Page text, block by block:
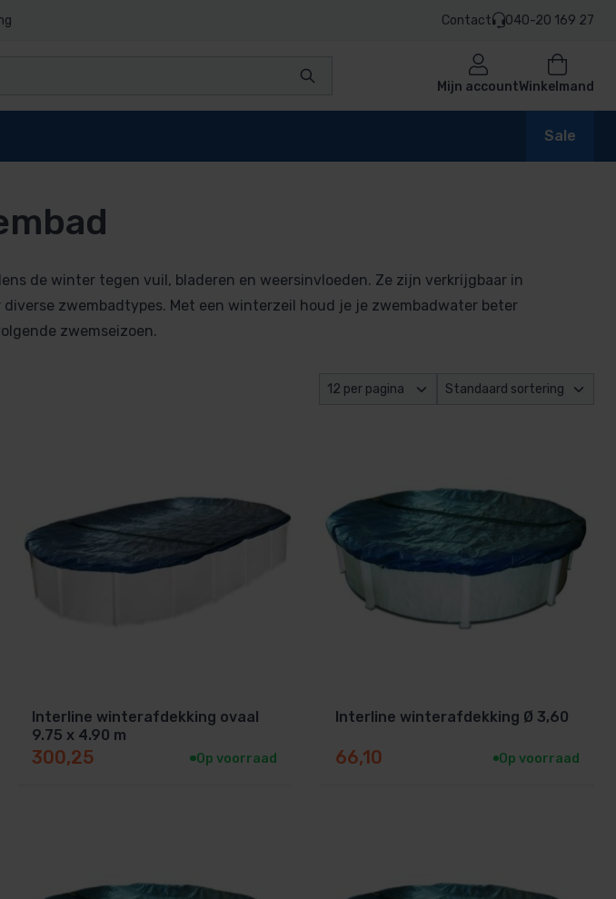
Contact 040-20 169 27
Mijn accountWinkelmand
Lamelafdekkingen
Polycarbonaat solar lamellen
Zwembad lamellen PVC
Sale
de winter tegen vuil, bladeren en weersinvloeden. Ze zijn verkrijgbaar in
zwembadtypes. Met een winterzeil houd je je zwembadwater beter
zwemseizoen.
Interline winterafdekking ovaal
9.75 x 4.90 m
300,25 Op voorraad
Interline winterafdekking Ø 3,60
66,10 Op voorraad